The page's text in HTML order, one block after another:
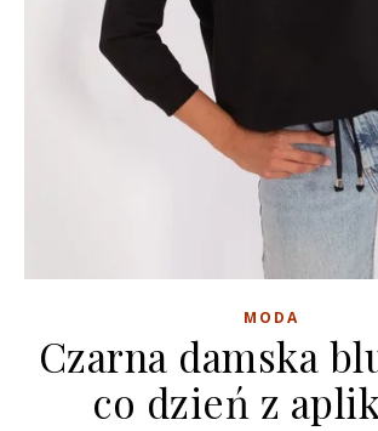
MODA
Czarna damska
co dzień z